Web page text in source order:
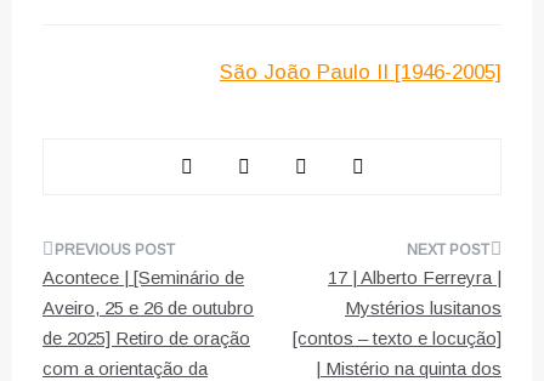
São João Paulo II [1946-2005]
Navegação
de
artigos
Acontece | [Seminário de
Aveiro, 25 e 26 de outubro
de 2025] Retiro de oração
com a orientação da
17 | Alberto Ferreyra |
Mystérios lusitanos
[contos – texto e locução]
| Mistério na quinta dos